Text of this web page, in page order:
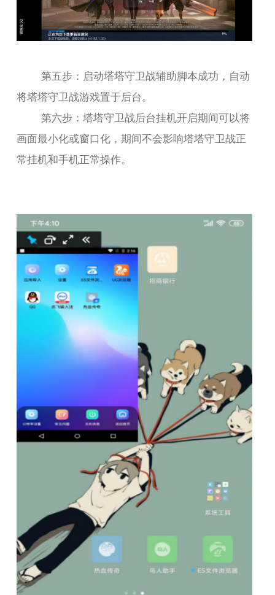
第五步：启动塔塔守卫战辅助脚本成功，自动
将塔塔守卫战游戏置于后台。
第六步：塔塔守卫战后台挂机开启期间可以将
画面最小化或窗口化，期间不会影响塔塔守卫战正
常挂机和手机正常操作。